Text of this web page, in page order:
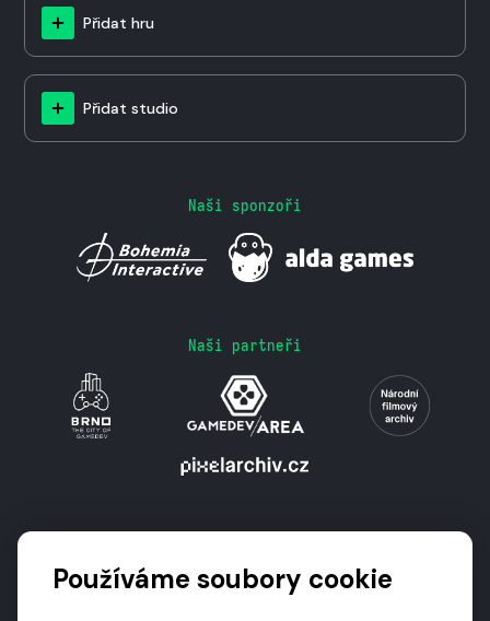
Přidat hru
Přidat studio
Naši sponzoři
Naši partneři
Používáme soubory cookie